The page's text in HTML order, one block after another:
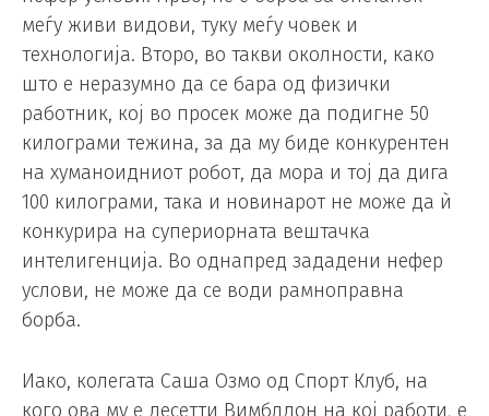
меѓу живи видови, туку меѓу човек и
технологија. Второ, во такви околности, како
што е неразумно да се бара од физички
работник, кој во просек може да подигне 50
килограми тежина, за да му биде конкурентен
на хуманоидниот робот, да мора и тој да дига
100 килограми, така и новинарот не може да ѝ
конкурира на супериорната вештачка
интелигенција. Во однапред зададени нефер
услови, не може да се води рамноправна
борба.
Иако, колегата Саша Озмо од Спорт Клуб, на
кого ова му е десетти Вимблдон на кој работи, е